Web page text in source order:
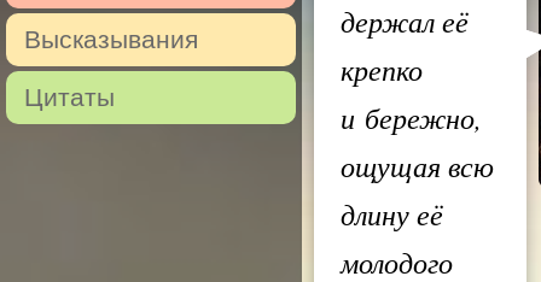
Высказывания
Цитаты
держал её
крепко
и бережно,
ощущая всю
длину её
молодого